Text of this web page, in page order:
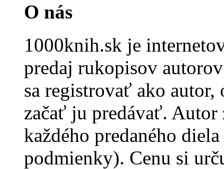
O nás
1000knih.sk je
predaj rukopisov
sa registrovať ako
začať ju predávať.
každého predaného
podmienky). Cenu si